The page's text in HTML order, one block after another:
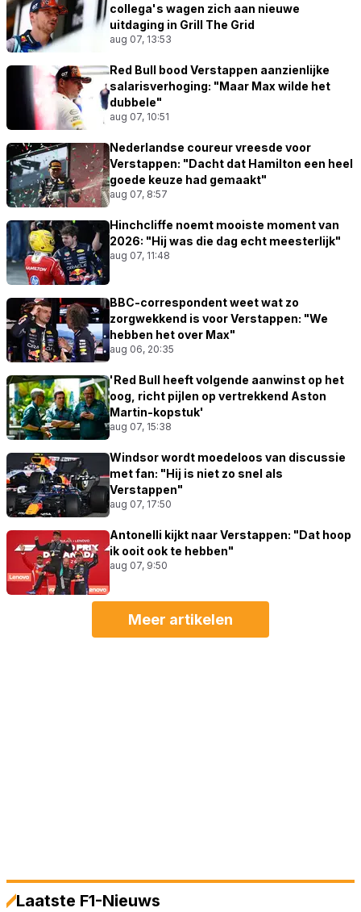
collega's wagen zich aan nieuwe
uitdaging in Grill The Grid
aug 07, 13:53
Red Bull bood Verstappen aanzienlijke
salarisverhoging: "Maar Max wilde het
dubbele"
aug 07, 10:51
Nederlandse coureur vreesde voor
Verstappen: "Dacht dat Hamilton een heel
goede keuze had gemaakt"
aug 07, 8:57
Hinchcliffe noemt mooiste moment van
2026: "Hij was die dag echt meesterlijk"
aug 07, 11:48
BBC-correspondent weet wat zo
zorgwekkend is voor Verstappen: "We
hebben het over Max"
aug 06, 20:35
'Red Bull heeft volgende aanwinst op het
oog, richt pijlen op vertrekkend Aston
Martin-kopstuk'
aug 07, 15:38
Windsor wordt moedeloos van discussie
met fan: "Hij is niet zo snel als
Verstappen"
aug 07, 17:50
Antonelli kijkt naar Verstappen: "Dat hoop
ik ooit ook te hebben"
aug 07, 9:50
Meer artikelen
Laatste F1-Nieuws